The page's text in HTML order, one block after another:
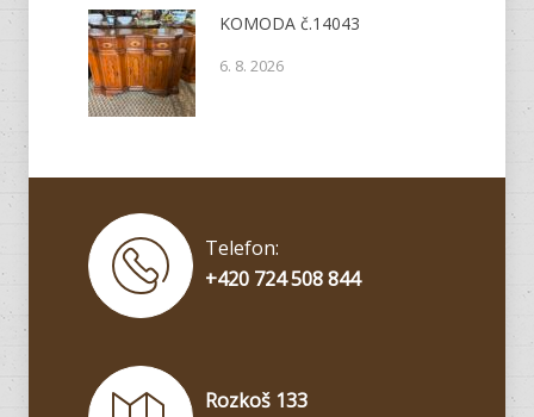
KOMODA č.14043
6. 8. 2026
Telefon:
+420 724 508 844
Rozkoš 133